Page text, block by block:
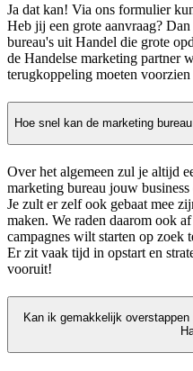
Ja dat kan! Via ons formulier
Heb jij een grote aanvraag?
bureau's uit Handel die grote
de Handelse marketing partner
terugkoppeling moeten
Hoe snel kan de marketing
Over het algemeen zul je altijd
marketing bureau jouw
Je zult er zelf ook gebaat mee
maken. We raden daarom ook
campagnes wilt starten op zoek
Er zit vaak tijd in opstart en
vooruit!
Kan ik gemakkelijk